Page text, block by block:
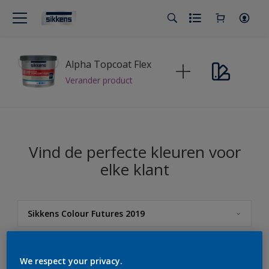
Alpha Topcoat Flex
Verander product
Vind de perfecte kleuren voor
elke klant
Sikkens Colour Futures 2019
We respect your privacy.